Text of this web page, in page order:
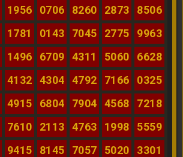
1956 0706 8260 2873
8506
1781 0143 7045 2775
9963
1496 6709 4311 5060
6628
4132 4304 4792 7166
0325
4915 6804 7904 4568
7218
7610 2113 4763 1998
5559
9415 8145 7057 5020
3301